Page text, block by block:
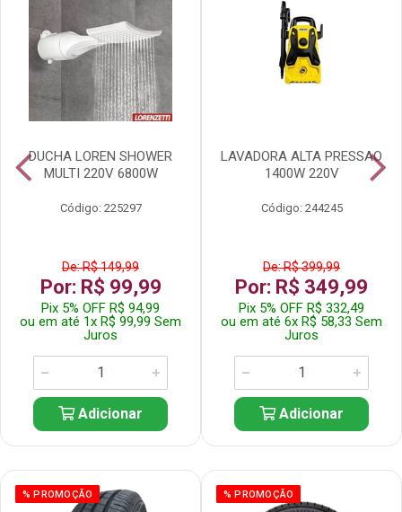
DUCHA LOREN SHOWER
MULTI 220V 6800W
Código: 225297
De: R$ 149,99
Por: R$ 99,99
Pix 5% OFF R$ 94,99
ou em até 1x R$ 99,99 Sem
Juros
Adicionar
LAVADORA ALTA PRESSAO
1400W 220V
Código: 244245
De: R$ 399,99
Por: R$ 349,99
Pix 5% OFF R$ 332,49
ou em até 6x R$ 58,33 Sem
Juros
Adicionar
% PROMOÇÃO % PROMOÇÃO